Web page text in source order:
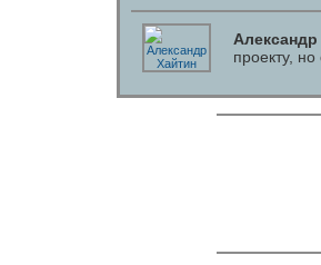
проекту,